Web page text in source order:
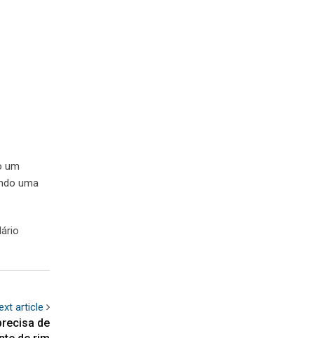
um
uma
article
de